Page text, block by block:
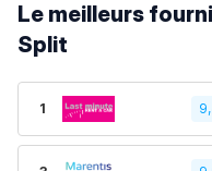
Le meilleurs
Split
1